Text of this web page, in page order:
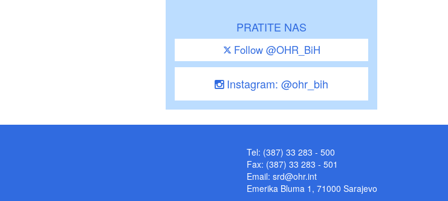
PRATITE NAS
Follow @OHR_BiH
Instagram: @ohr_bih
Tel: (387) 33 283 - 500
Fax: (387) 33 283 - 501
Email: srd@ohr.int
Emerika Bluma 1, 71000 Sarajevo